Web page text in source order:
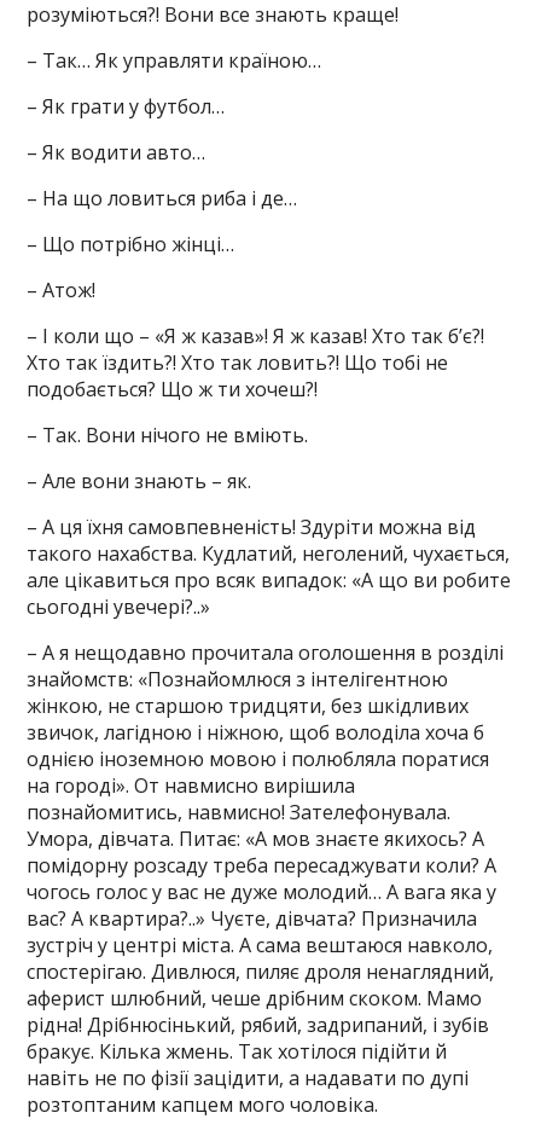
розуміються?! Вони все знають краще!
– Так… Як управляти країною…
– Як грати у футбол…
– Як водити авто…
– На що ловиться риба і де…
– Що потрібно жінці…
– Атож!
– І коли що – «Я ж казав»! Я ж казав! Хто так б’є?!
Хто так їздить?! Хто так ловить?! Що тобі не
подобається? Що ж ти хочеш?!
– Так. Вони нічого не вміють.
– Але вони знають – як.
– А ця їхня самовпевненість! Здуріти можна від
такого нахабства. Кудлатий, неголений, чухається,
але цікавиться про всяк випадок: «А що ви робите
сьогодні увечері?..»
– А я нещодавно прочитала оголошення в розділі
знайомств: «Познайомлюся з інтелігентною
жінкою, не старшою тридцяти, без шкідливих
звичок, лагідною і ніжною, щоб володіла хоча б
однією іноземною мовою і полюбляла поратися
на городі». От навмисно вирішила
познайомитись, навмисно! Зателефонувала.
Умора, дівчата. Питає: «А мов знаєте якихось? А
помідорну розсаду треба пересаджувати коли? А
чогось голос у вас не дуже молодий… А вага яка у
вас? А квартира?..» Чуєте, дівчата? Призначила
зустріч у центрі міста. А сама вештаюся навколо,
спостерігаю. Дивлюся, пиляє дроля ненаглядний,
аферист шлюбний, чеше дрібним скоком. Мамо
рідна! Дрібнюсінький, рябий, задрипаний, і зубів
бракує. Кілька жмень. Так хотілося підійти й
навіть не по фізії зацідити, а надавати по дупі
розтоптаним капцем мого чоловіка.